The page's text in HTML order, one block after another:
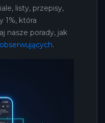
listy, przepisy,
1%, która
nasze porady, jak
.